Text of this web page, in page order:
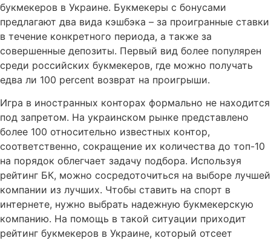
букмекеров в Украине. Букмекеры с бонусами
предлагают два вида кэшбэка – за проигранные ставки
в течение конкретного периода, а также за
совершенные депозиты. Первый вид более популярен
среди российских букмекеров, где можно получать
едва ли 100 percent возврат на проигрыши.
Игра в иностранных конторах формально не находится
под запретом. На украинском рынке представлено
более 100 относительно известных контор,
соответственно, сокращение их количества до топ-10
на порядок облегчает задачу подбора. Используя
рейтинг БК, можно сосредоточиться на выборе лучшей
компании из лучших. Чтобы ставить на спорт в
интернете, нужно выбрать надежную букмекерскую
компанию. На помощь в такой ситуации приходит
рейтинг букмекеров в Украине, который отсеет